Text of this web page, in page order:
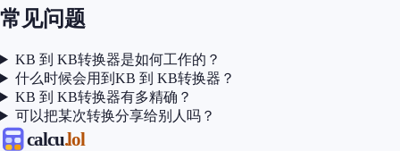
常见问题
KB 到 KB转换器是如何工作的？
什么时候会用到KB 到 KB转换器？
KB 到 KB转换器有多精确？
可以把某次转换分享给别人吗？
calcu.lol